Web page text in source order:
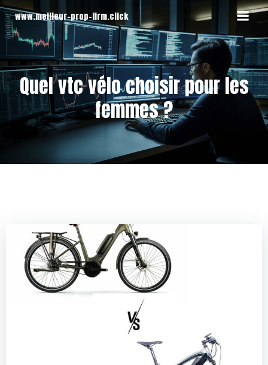
au
contenu
www.meilleur-prop-firm.click
Quel vtc vélo choisir pour les
femmes ?